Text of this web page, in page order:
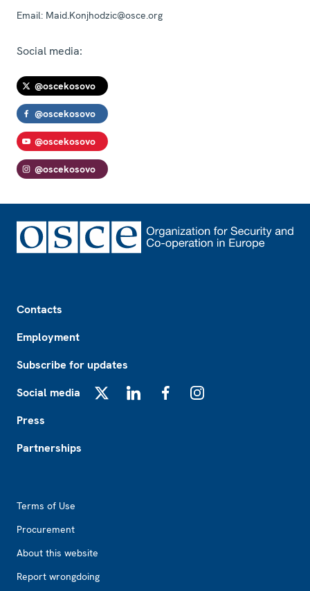
Email: Maid.Konjhodzic@osce.org
Social media:
@oscekosovo
@oscekosovo
@oscekosovo
@oscekosovo
Contacts
Employment
Subscribe for updates
Social media
Press
Partnerships
Terms of Use
Procurement
About this website
Report wrongdoing